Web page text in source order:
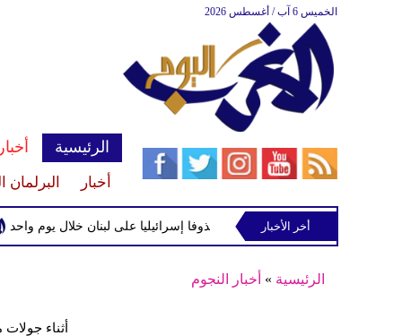
الخميس 6 آب / أغسطس 2026
الرئيسية
أخبار البرلمان
اليونيفيل ترصد إطلاق 113 مقذوفا إسرائيليا على لبنان خلال يوم واحدأخر الأخبار
الرئيسية » أخبار النجوم
أثناء